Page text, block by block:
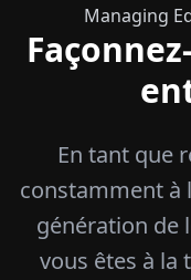
Managing
En tant que
constamment à
génération de
vous êtes à la